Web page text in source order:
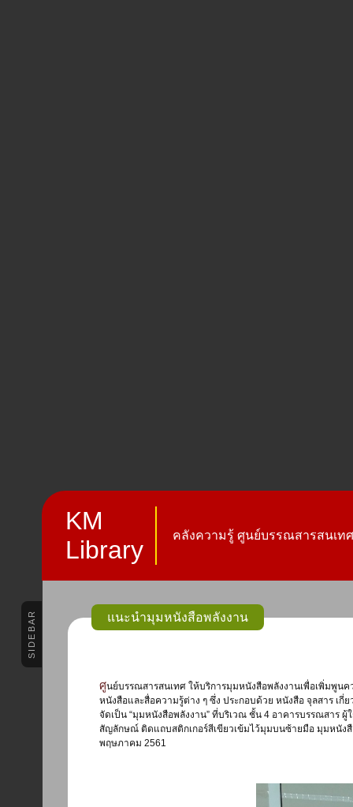
KM
Library
คลังความรู้ ศูนย์บรรณสารสนเท
SIDEBAR แนะนำมุมหนังสือพลังงาน
ศูนย์บรรณสารสนเทศ ให้บริการมุมหนังสือพลังงานเพื่อเพิ่มพูนความรู้เกี่ยวพลังงานและสิ่งแวดล้อมโดยจะนำ
หนังสือและสื่อความรู้ต่าง ๆ ซึ่ง ประกอบด้วย หนังสือ จุลสาร เ
จัดเป็น “มุมหนังสือพลังงาน” ที่บริเวณ ชั้น 4 อาคารบรรณสาร
สัญลักษณ์ ติดแถบสติกเกอร์สีเขียวเข้มไว้มุมบนซ้ายมือ มุมหนัง
พฤษภาคม 2561